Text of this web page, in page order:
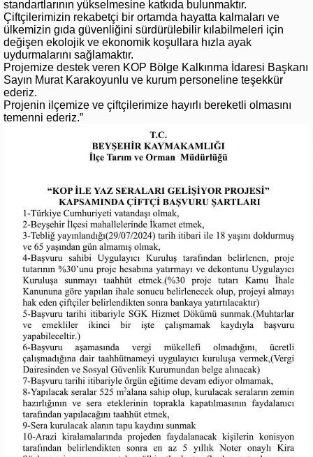
standartlarının yükselmesine katkıda bulunmaktır.
Çiftçilerimizin rekabetçi bir ortamda hayatta kalmaları ve
ülkemizin gıda güvenliğini sürdürülebilir kılabilmeleri için
değişen ekolojik ve ekonomik koşullara hızla ayak
uydurmalarını sağlamaktır.
Projemize destek veren KOP Bölge Kalkınma İdaresi Başkanı
Sayın Murat Karakoyunlu ve kurum personeline teşekkür
ederiz.
Projenin ilçemize ve çiftçilerimize hayırlı bereketli olmasını
temenni ederiz.”